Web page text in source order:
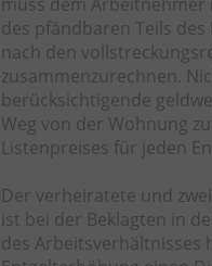
muss dem
des pfändbaren Teils
nach den
zusammenzurechnen.
berücksichtigende
Weg von der Wohnung
Listenpreises für jeden
Der verheiratete und
ist bei der Beklagten in
des Arbeitsverhältnisses